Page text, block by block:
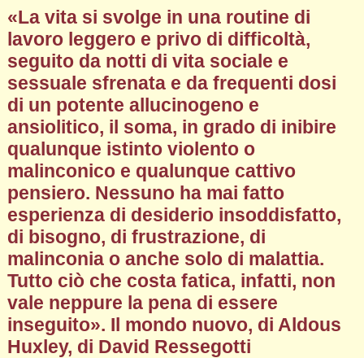
«La vita si svolge in una routine di
lavoro leggero e privo di difficoltà,
seguito da notti di vita sociale e
sessuale sfrenata e da frequenti dosi
di un potente allucinogeno e
ansiolitico, il soma, in grado di inibire
qualunque istinto violento o
malinconico e qualunque cattivo
pensiero. Nessuno ha mai fatto
esperienza di desiderio insoddisfatto,
di bisogno, di frustrazione, di
malinconia o anche solo di malattia.
Tutto ciò che costa fatica, infatti, non
vale neppure la pena di essere
inseguito». Il mondo nuovo, di Aldous
Huxley, di David Ressegotti